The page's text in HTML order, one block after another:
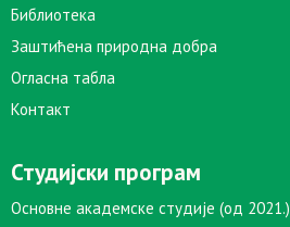
Библиотека
Заштићена природна добра
Огласна табла
Контакт
Студијски програм
Основне академске студије (од 2021.)